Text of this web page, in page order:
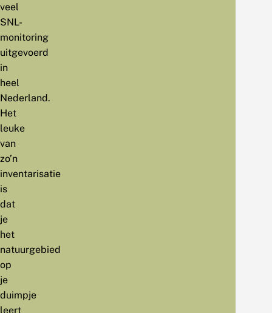
veel
SNL-
monitoring
uitgevoerd
in
heel
Nederland.
Het
leuke
van
zo’n
inventarisatie
is
dat
je
het
natuurgebied
op
je
duimpje
leert